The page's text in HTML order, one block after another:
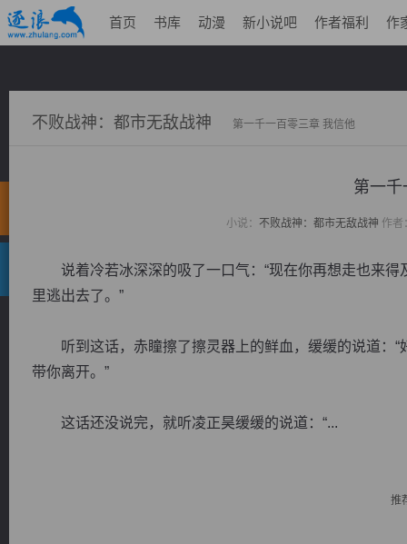
首页 书库 动漫 新小说吧 作者福利 作
不败战神：都市无敌战神 第一千一百零三章 我信他
第一千
小说： 不败战神：都市无敌战神 作者
说着冷若冰深深的吸了一口气：“现在你再想走也来得
里逃出去了。”
听到这话，赤瞳擦了擦灵器上的鲜血，缓缓的说道：“
带你离开。”
这话还没说完，就听凌正昊缓缓的说道：“...
推